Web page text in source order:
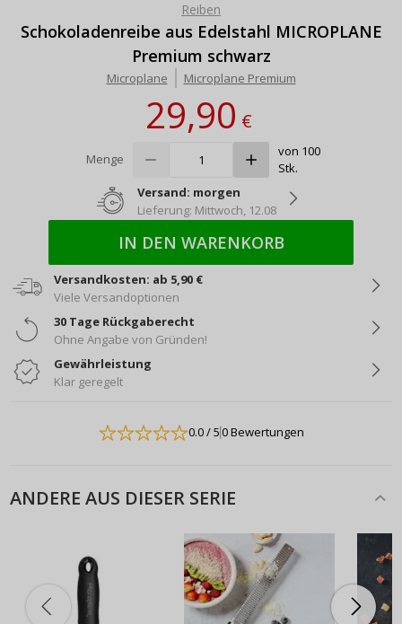
Reiben
Schokoladenreibe aus Edelstahl MICROPLANE
Premium schwarz
Microplane Microplane Premium
29,90€
Menge
von 100
Stk.
Versand: morgen
Lieferung: Mittwoch, 12.08
IN DEN WARENKORB
Versandkosten: ab 5,90 €
Viele Versandoptionen
30 Tage Rückgaberecht
Ohne Angabe von Gründen!
Gewährleistung
Klar geregelt
0.0/ 50 Bewertungen
ANDERE AUS DIESER SERIE